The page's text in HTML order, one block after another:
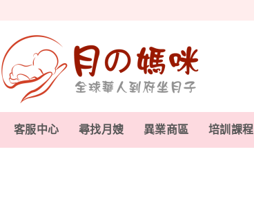
客服中心 尋找月嫂 異業商區 培訓課程